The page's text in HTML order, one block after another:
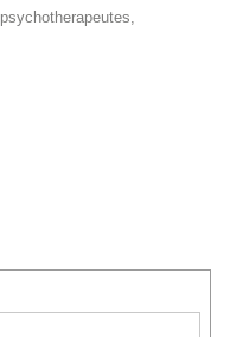
psychotherapeutes,